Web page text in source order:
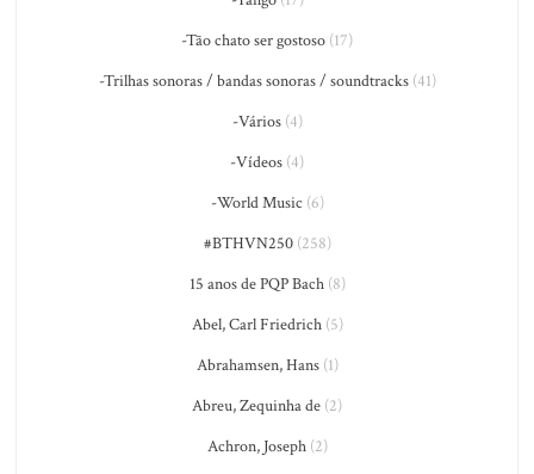
-Tão chato ser gostoso (17)
-Trilhas sonoras / bandas sonoras / soundtracks(41)
-Vários(4)
-Vídeos (4)
-World Music (6)
#BTHVN250(258)
15 anos de PQP Bach(8)
Abel, Carl Friedrich(5)
Abrahamsen, Hans(1)
Abreu, Zequinha de (2)
Achron, Joseph(2)